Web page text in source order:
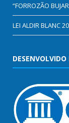
“FORROZÃO
LEI ALDIR BLANC
DESENVOLVIDO